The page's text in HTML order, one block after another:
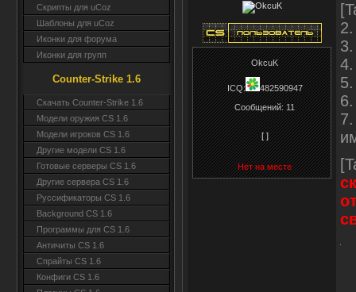
Скрипты для uCoz
Шаблоны для uCoz
Иконки для форума
Иконки для групп
Counter-Strike 1.6
Скачать Counter-Strike 1.6
Модели оружия CS 1.6
Модели игроков CS 1.6
Другие модели CS 1.6
Готовые серверы CS 1.6
Другие сервера CS 1.6
Руссификаторы CS 1.6
Background CS 1.6
Программы для CS 1.6
Античиты CS 1.6
Спрайты CS 1.6
Конфиги CS 1.6
OkcuK
ICQ:
482590947
Сообщений:11
[ ]
Нет на месте